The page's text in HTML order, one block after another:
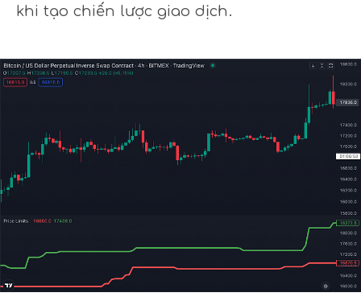
khi tạo chiến lược giao dịch.